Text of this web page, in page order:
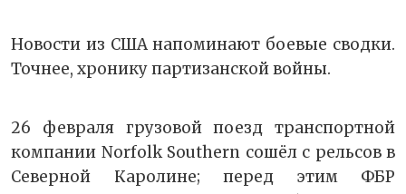
Новости из США напоминают боевые сводки.
Точнее, хронику партизанской войны.
26 февраля грузовой поезд транспортной
компании Norfolk Southern сошёл с рельсов в
Северной Каролине; перед этим ФБР